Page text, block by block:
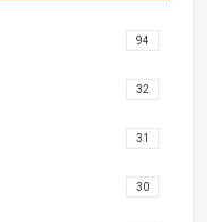
94
32
31
30